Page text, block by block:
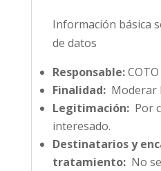
Información básica
de datos
Responsable:COTO
Finalidad:Moderar
Legitimación:Por
interesado.
Destinatarios y
tratamiento:No se